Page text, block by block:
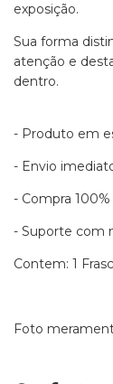
exposição.
Sua forma
atenção e
dentro.
- Produto em
- Envio
- Compra
- Suporte com
Contem: 1
Foto